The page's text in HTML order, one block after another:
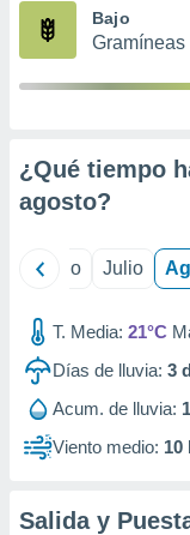
publicidad
1199
Bajo
Gramíneas
¿Qué tiempo
agosto?
Junio Julio
T. Media: 21°C
Días de lluvia: 3
Acum. de lluvia:
Viento medio: 10
Salida y